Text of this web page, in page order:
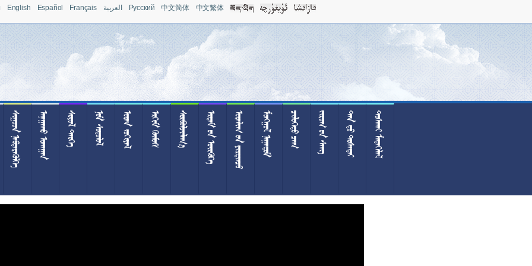
English Español Français العربية Pусский 中文简体 中文繁体
                              